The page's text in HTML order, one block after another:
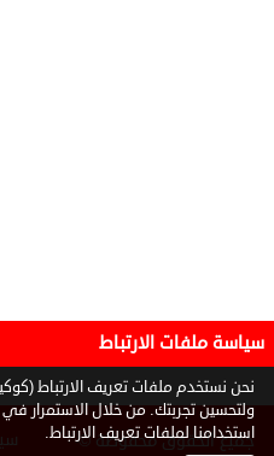
جميع الحقوق محفوظة ©
سياسة ملفات الارتباط
نحن نستخدم ملفات تعريف الارتباط
ولتحسين تجربتك. من خلال الاستمرار
استخدامنا لملفات تعريف الارتباط.